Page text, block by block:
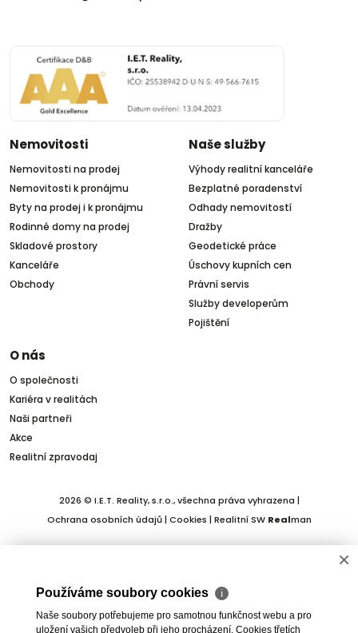
Nemovitosti
Nemovitosti na prodej
Nemovitosti k pronájmu
Byty na prodej i k pronájmu
Rodinné domy na prodej
Skladové prostory
Kanceláře
Obchody
Naše služby
Výhody realitní kanceláře
Bezplatné poradenství
Odhady nemovitostí
Dražby
Geodetické práce
Úschovy kupních cen
Právní servis
Služby developerům
Pojištění
O nás
O společnosti
Kariéra v realitách
Naši partneři
Akce
Realitní zpravodaj
2026 © I.E.T. Reality, s.r.o., všechna práva vyhrazena |
Ochrana osobních údajů| Cookies | Realitní SW Realman
×
Používáme soubory cookies ℹ
Naše soubory potřebujeme pro samotnou funkčnost webu a pro
uložení vašich předvoleb při jeho procházení. Cookies třetích